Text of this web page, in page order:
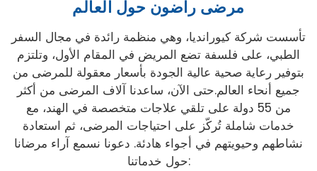
مرضى راضون حول العالم
تأسست شركة كيورانديا، وهي منظمة رائدة في مجال السفر
الطبي، على فلسفة تضع المريض في المقام الأول، وتلتزم
بتوفير رعاية صحية عالية الجودة بأسعار معقولة للمرضى من
جميع أنحاء العالم.حتى الآن، ساعدنا آلاف المرضى من أكثر
من 55 دولة على تلقي علاجات متخصصة في الهند، مع
خدمات شاملة تُركّز على احتياجات المرضى، ثم استعادة
نشاطهم وحيويتهم في أجواء هادئة. دعونا نسمع آراء مرضانا
حول خدماتنا: